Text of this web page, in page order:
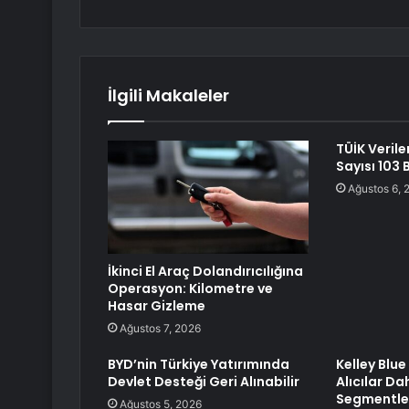
İlgili Makaleler
İkinci El Araç Dolandırıcılığına
Operasyon: Kilometre ve
Hasar Gizleme
Ağustos 7, 2026
TÜİK
Sayısı
Ağustos 6,
BYD’nin Türkiye Yatırımında
Devlet Desteği Geri Alınabilir
Ağustos 5, 2026
Kelley
Alıcılar